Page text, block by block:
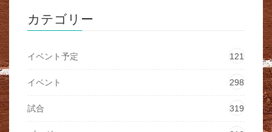
カテゴリー
イベント予定 121
イベント 298
試合 319